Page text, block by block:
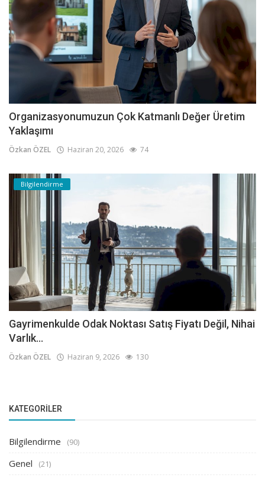
Organizasyonumuzun Çok Katmanlı Değer Üretim
Yaklaşımı
Özkan ÖZEL Haziran 20, 2026 74
Bilgilendirme
Gayrimenkulde Odak Noktası Satış Fiyatı Değil, Nihai
Varlık...
Özkan ÖZEL Haziran 9, 2026 130
KATEGORILER
Bilgilendirme (90)
Genel (21)